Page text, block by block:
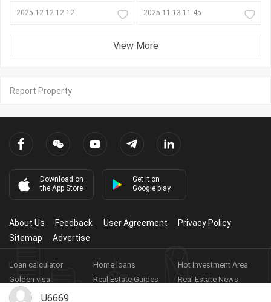
2025-12-12 12:12 2025-11-13 11:45
View More
Report Property
U6669
Download on
the App Store
Get it on
Google play
About Us Feedback User Agreement
Privacy Policy
Sitemap
Advertise
Loan calculator Home loans
Hot Investment Area
Golden visa
Real Estate Guides
Real Estate News
Real Estate Videos